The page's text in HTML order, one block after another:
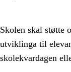
Skolen skal støtte
utviklinga til
skolekvardagen